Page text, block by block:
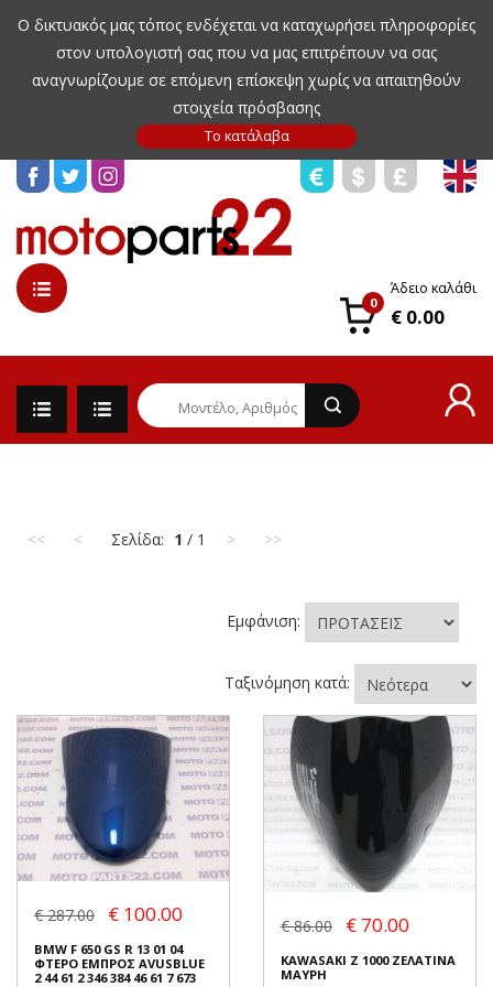
Ο δικτυακός μας τόπος ενδέχεται να καταχωρήσει πληροφορίες
στον υπολογιστή σας που να μας επιτρέπουν να σας
αναγνωρίζουμε σε επόμενη επίσκεψη χωρίς να απαιτηθούν
στοιχεία πρόσβασης
0
Άδειο καλάθι
€ 0.00
<< < Σελίδα: 1 / 1 > >>
Εμφάνιση:
Ταξινόμηση κατά:
€ 287.00 € 100.00
BMW F 650 GS R 13 01 04
ΦΤΕΡΟ ΕΜΠΡΟΣ AVUSBLUE
2 44 61 2 346 384 46 61 7 673
€ 86.00 € 70.00
KAWASAKI Z 1000 ΖΕΛΑΤΙΝΑ
ΜΑΥΡΗ